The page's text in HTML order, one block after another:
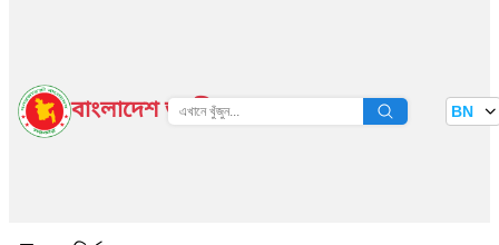
বাংলাদেশ জাতীয় তথ্য বাতায়ন BN